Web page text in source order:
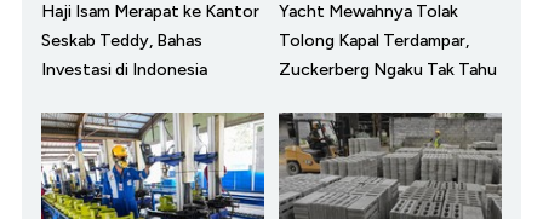
Haji Isam Merapat ke Kantor
Seskab Teddy, Bahas
Investasi di Indonesia
Yacht Mewahnya Tolak
Tolong Kapal Terdampar,
Zuckerberg Ngaku Tak Tahu